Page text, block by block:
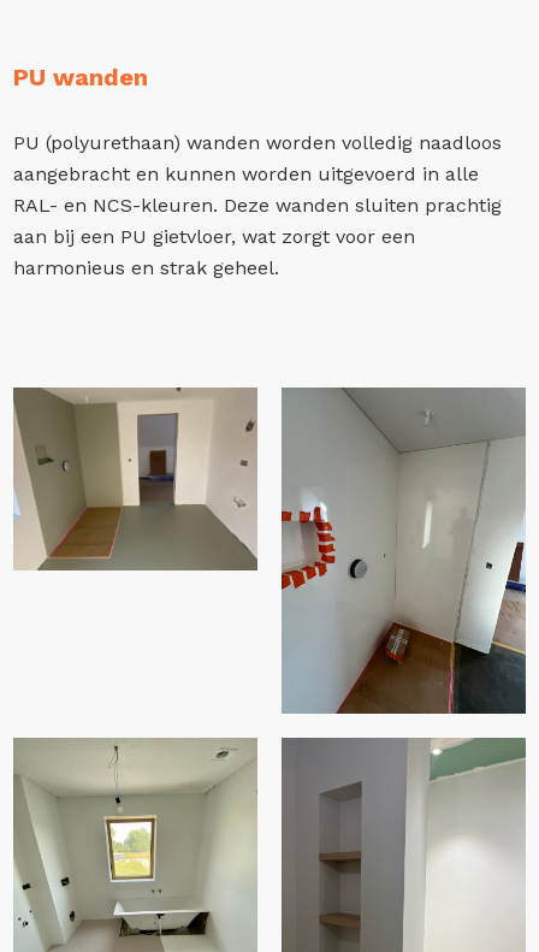
PU wanden
PU (polyurethaan) wanden worden volledig naadloos
aangebracht en kunnen worden uitgevoerd in alle
RAL- en NCS-kleuren. Deze wanden sluiten prachtig
aan bij een PU gietvloer, wat zorgt voor een
harmonieus en strak geheel.